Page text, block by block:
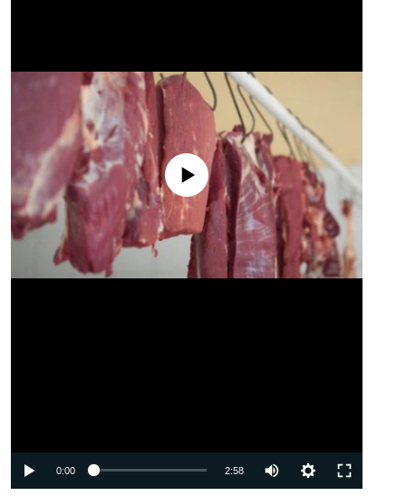
No media source currently available
0:00 2:58